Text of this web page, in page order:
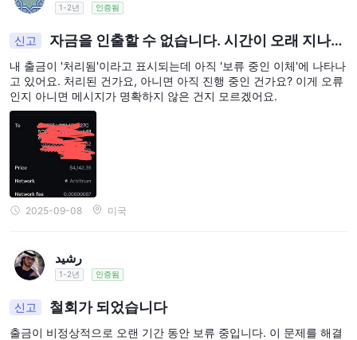
1-2년 인증됨
신고
자금을 인출할 수 없습니다. 시간이 오래 지나서
인출이 되었는지 모르겠습니다.
내 출금이 '처리됨'이라고 표시되는데 아직 '보류 중인 이체'에 나타나
고 있어요. 처리된 건가요, 아니면 아직 진행 중인 건가요? 이게 오류
인지 아니면 메시지가 명확하지 않은 건지 모르겠어요.
2025-09-08 미국
رشيد
1-2년 인증됨
신고 철회가 되었습니다
출금이 비정상적으로 오랜 기간 동안 보류 중입니다. 이 문제를 해결